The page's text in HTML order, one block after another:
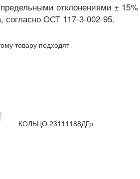
отклонениями ± 15%
согласно ОСТ 117-3-002-95.
товару подходят
КОЛЬЦО 23111188ДГр